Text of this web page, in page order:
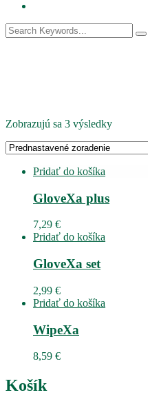
Zobrazujú sa 3 výsledky
Pridať do košíka
GloveXa plus
7,29 €
Pridať do košíka
GloveXa set
2,99 €
Pridať do košíka
WipeXa
8,59 €
Košík